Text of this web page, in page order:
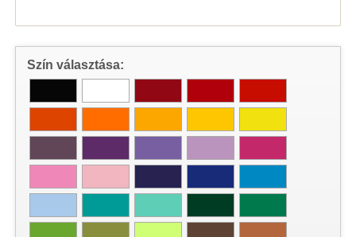
Szín választása: